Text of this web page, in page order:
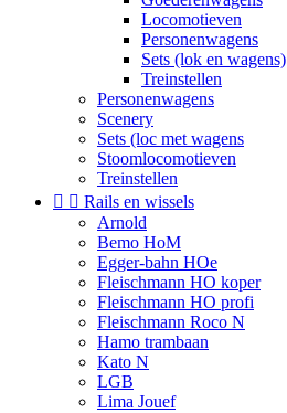
Locomotieven
Personenwagens
Sets (lok en wagens)
Treinstellen
Personenwagens
Scenery
Sets (loc met wagens
Stoomlocomotieven
Treinstellen
  Rails en wissels
Arnold
Bemo HoM
Egger-bahn HOe
Fleischmann HO koper
Fleischmann HO profi
Fleischmann Roco N
Hamo trambaan
Kato N
LGB
Lima Jouef